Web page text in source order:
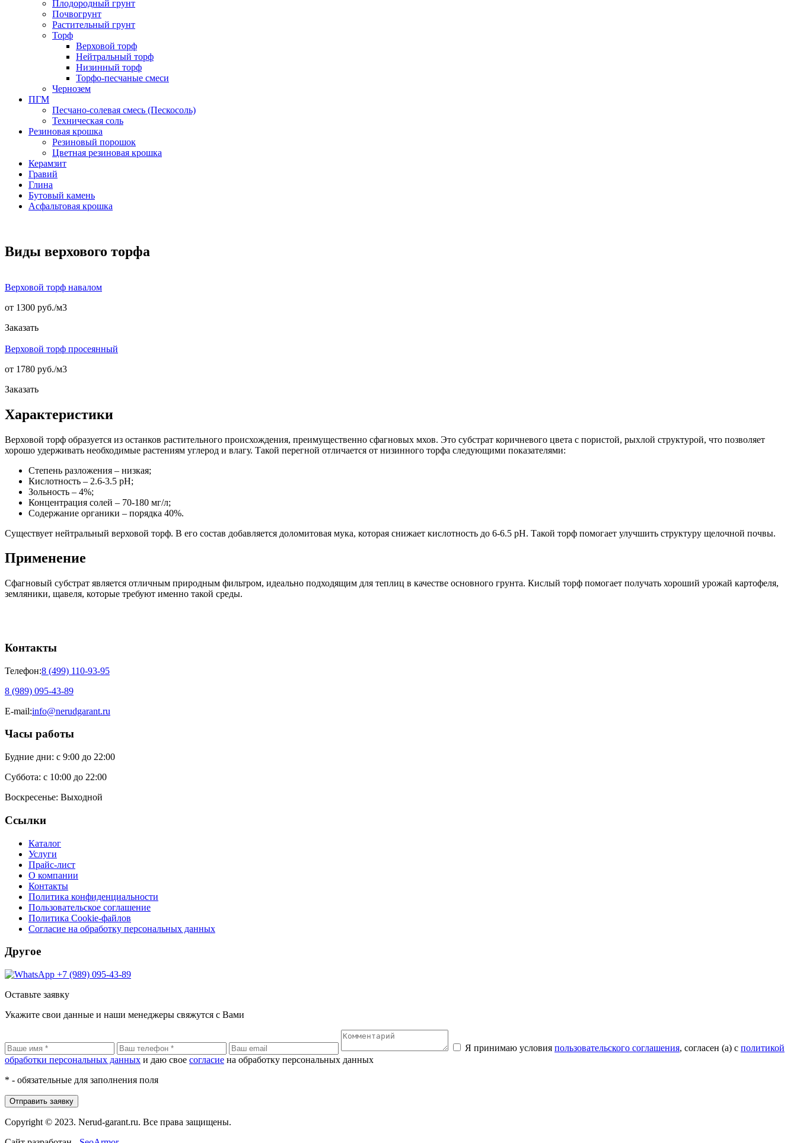
Плодородный грунт
Почвогрунт
Растительный грунт
Торф
Верховой торф
Нейтральный торф
Низинный торф
Торфо-песчаные смеси
Чернозем
ПГМ
Песчано-солевая смесь (Пескосоль)
Техническая соль
Резиновая крошка
Резиновый порошок
Цветная резиновая крошка
Керамзит
Гравий
Глина
Бутовый камень
Асфальтовая крошка
Виды верхового торфа
Верховой торф навалом
от 1300 руб./м3
Заказать
Верховой торф просеянный
от 1780 руб./м3
Заказать
Характеристики
Верховой торф образуется из останков растительного происхождения, преимущественно сфагновых мхов. Это субстрат коричневого цвета с пористой, рыхлой структурой, что позволяет
хорошо удерживать необходимые растениям углерод и влагу. Такой перегной отличается от низинного торфа следующими показателями:
Степень разложения – низкая;
Кислотность – 2.6-3.5 pH;
Зольность – 4%;
Концентрация солей – 70-180 мг/л;
Содержание органики – порядка 40%.
Существует нейтральный верховой торф. В его состав добавляется доломитовая мука, которая снижает кислотность до 6-6.5 pH. Такой торф помогает улучшить структуру щелочной почвы.
Применение
Сфагновый субстрат является отличным природным фильтром, идеально подходящим для теплиц в качестве основного грунта. Кислый торф помогает получать хороший урожай картофеля,
земляники, щавеля, которые требуют именно такой среды.
Контакты
Телефон:8 (499) 110-93-95
8 (989) 095-43-89
E-mail:info@nerudgarant.ru
Часы работы
Будние дни: с 9:00 до 22:00
Суббота: с 10:00 до 22:00
Воскресенье: Выходной
Ссылки
Каталог
Услуги
Прайс-лист
О компании
Контакты
Политика конфиденциальности
Пользовательское соглашение
Политика Cookie-файлов
Согласие на обработку персональных данных
Другое
+7 (989) 095-43-89
Оставьте заявку
Укажите свои данные и наши менеджеры свяжутся с Вами
Я принимаю условия пользовательского соглашения, согласен (а) с политикой
обработки персональных данных и даю свое согласие на обработку персональных данных
* - обязательные для заполнения поля
Отправить заявку
Copyright © 2023. Nerud-garant.ru. Все права защищены.